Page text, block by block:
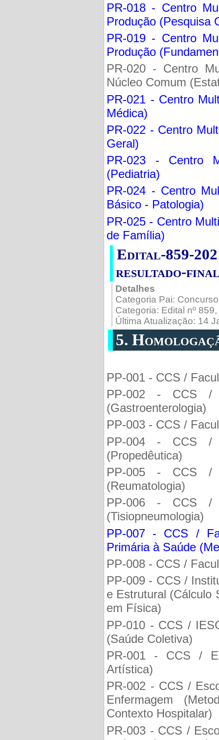
PR-018 - Centro
Produção (Pesquisa
PR-019 - Centro
Produção
PR-020 - Centro
Núcleo Comum
PR-021 - Centro
Médica)
PR-022 - Centro
Geral)
PR-023 - Centro
(Pediatria)
PR-024 - Centro
Básico - Patologia)
PR-025 - Centro
de Família)
Edital-859-
resultado-
Detalhes
Categoria Pai:
Categoria: Edital nº
Última Atualização: 14
5.
PP-001 - CCS /
PP-002 - CCS /
(Gastroenterologia)
PP-003 - CCS /
PP-004 - CCS /
(Propedêutica)
PP-005 - CCS /
(Reumatologia)
PP-006 - CCS /
(Tisiopneumologia)
PP-007 - CCS /
Primária à Saúde
PP-008 - CCS /
PP-009 - CCS /
e Estrutural (Cálculo
em Física)
PP-010 - CCS /
(Saúde Coletiva)
PR-001 - CCS /
Artística)
PR-002 - CCS /
Enfermagem
Contexto Hospitalar)
PR-003 - CCS /